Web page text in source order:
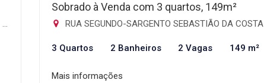
Sobrado à Venda com 3 quartos, 149m²
RUA SEGUNDO-SARGENTO SEBASTIÃO DA COSTA CHAVES, 128 - Jardim Santa Mena, Guarulhos-SP
3 Quartos 2 Banheiros 2 Vagas 149 m²
Mais informações